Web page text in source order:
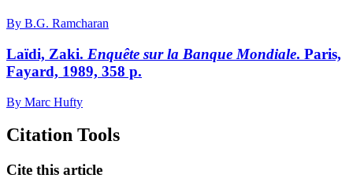
By B.G. Ramcharan
Laïdi, Zaki. Enquête sur la Banque Mondiale. Paris,
Fayard, 1989, 358 p.
By Marc Hufty
Citation Tools
Cite this article